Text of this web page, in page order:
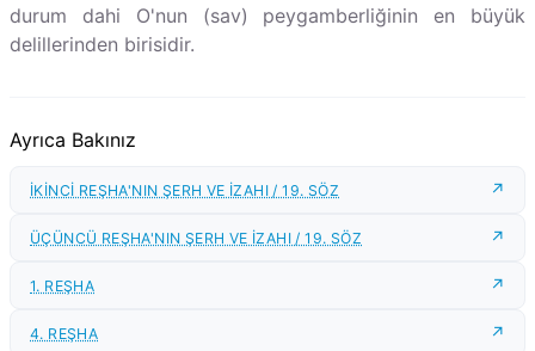
durum dahi O'nun (sav) peygamberliğinin en büyük
delillerinden birisidir.
Ayrıca Bakınız
İKİNCİ REŞHA'NIN ŞERH VE İZAHI / 19. SÖZ
ÜÇÜNCÜ REŞHA'NIN ŞERH VE İZAHI / 19. SÖZ
1. REŞHA
4. REŞHA